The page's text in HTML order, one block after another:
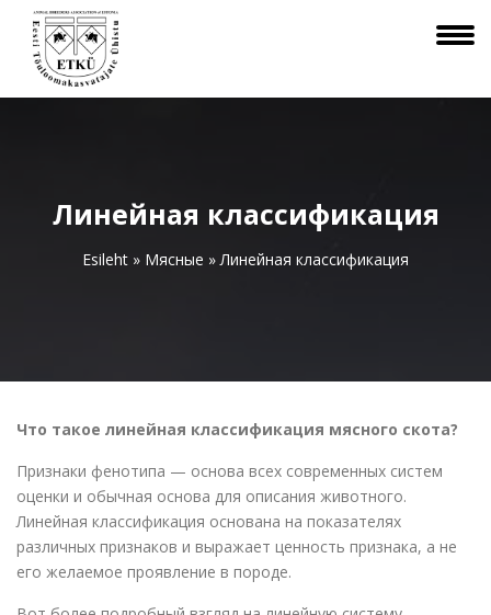
Линейная классификация
Esileht » Мясные »Линейная классификация
Что такое линейная классификация мясного скота?
Признаки фенотипа — основа всех современных систем
оценки и обычная основа для описания животного.
Линейная классификация основана на показателях
различных признаков и выражает ценность признака, а не
его желаемое проявление в породе.